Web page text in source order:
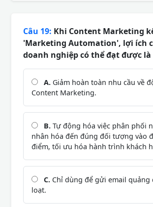
Câu 19: Khi Content Marketing
'Marketing Automation', lợi ích
doanh nghiệp có thể đạt được là
A. Giảm hoàn toàn nhu cầu về
Content Marketing.
B. Tự động hóa việc phân phối
nhân hóa đến đúng đối tượng vào
điểm, tối ưu hóa hành trình khách
C. Chỉ dùng để gửi email quảng
loạt.